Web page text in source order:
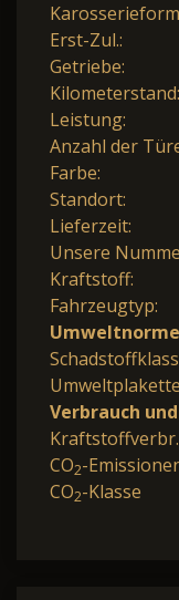
Erst-Zul.:
Getriebe:
Kilometerstand:
Leistung:
Anzahl der
Farbe:
Standort:
Lieferzeit:
Unsere
Kraftstoff:
Fahrzeugtyp:
Umweltplakette
Verbrauch
CO2-
CO2-Klasse